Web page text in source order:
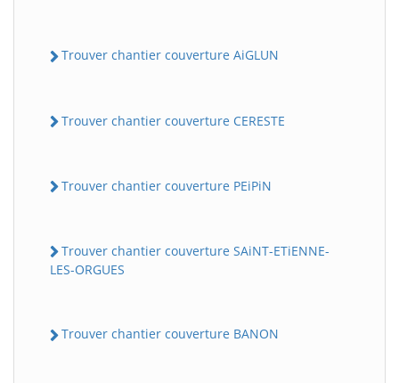
Trouver chantier couverture AiGLUN
Trouver chantier couverture CERESTE
Trouver chantier couverture PEiPiN
Trouver chantier couverture SAiNT-ETiENNE-
LES-ORGUES
Trouver chantier couverture BANON